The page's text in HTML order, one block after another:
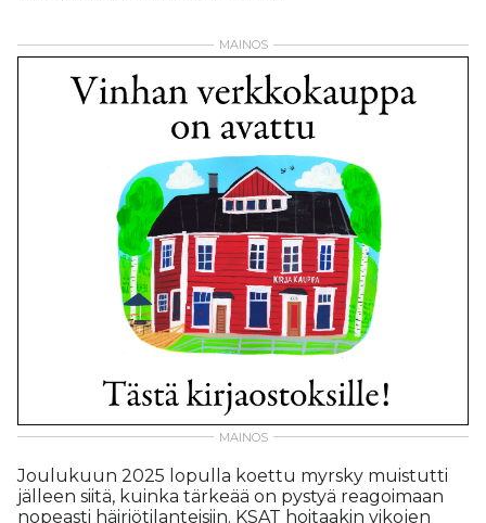
Jou­lu­kuun 2025 lo­pul­la ko­et­tu myrs­ky muis­tut­ti
jäl­leen sii­tä, kuin­ka tär­ke­ää on pys­tyä re­a­goi­maan
no­pe­as­ti häi­ri­ö­ti­lan­tei­siin. KSAT hoi­taa­kin vi­ko­jen